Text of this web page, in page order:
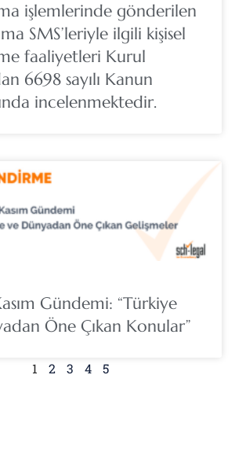
işlemlerinde gönderilen
SMS’leriyle ilgili kişisel
faaliyetleri Kurul
6698 sayılı Kanun
incelenmektedir.
Gündemi: “Türkiye
Öne Çıkan Konular”
1 2 3 4 5